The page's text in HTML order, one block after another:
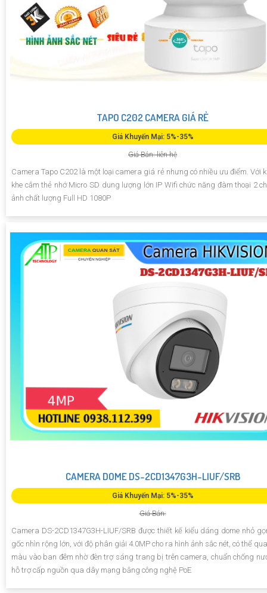
TAPO C202 CAMERA GIÁ RẺ
Giá Khuyến Mại: 5%-35%
Giá Bán: liên hệ
Camera Tapo C202 là một loại camera giá rẻ nhưng có nhiều ưu điểm. Với
khe cắm thẻ nhớ Micro SD dung lượng lớn IP Wifi chức năng đàm thoại 2
ảnh chất lượng Full HD 1080P
CAMERA DOME DS-2CD1347G3H-LIUF/SRB
Giá Khuyến Mại: 5%-35%
Giá Bán:
Camera DS-2CD1347G3H-LIUF/SRB được thiết kế kiểu dáng dome nhỏ
gốc nhìn rộng lớn, với độ phân giải 4.0MP cho ra hình ảnh sắc nét, có thể
màu vào ban đêm nhờ đèn trợ sáng trang bị trên camera, chuẩn chống
hỗ trợ cấp nguồn qua dây mạng bằng công nghệ PoE